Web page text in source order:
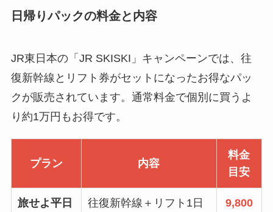
日帰りパックの料金と内容
JR東日本の「JR SKISKI」キャンペーンでは、往
復新幹線とリフト券がセットになったお得なパッ
クが販売されています。通常料金で個別に買うよ
り約1万円もお得です。
プラン 内容
料金
目安
旅せよ平日
往復新幹線＋リフト1日
9,800